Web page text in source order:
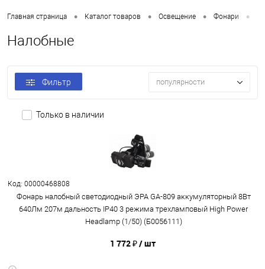
Главная страница • Каталог товаров • Освещение • Фонари •
Налобные
Фильтр популярности
Только в наличии
Код: 00000468808
Фонарь налобный светодиодный ЭРА GA-809 аккумуляторный 8Вт
640Лм 207м дальность IP40 3 режима трехламповый High Power
Headlamp (1/50) (Б0056111)
1 772 ₽/ шт